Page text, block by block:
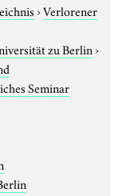
›Verlorener
zu Berlin›
Seminar